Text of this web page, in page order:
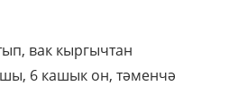
вак кыргычтан
6 кашык он, тәменчә